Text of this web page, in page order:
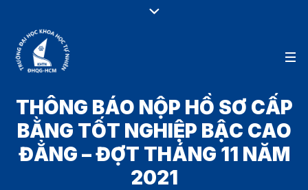
THÔNG BÁO NỘP HỒ SƠ CẤP
BẰNG TỐT NGHIỆP BẬC CAO
ĐẲNG – ĐỢT THÁNG 11 NĂM
2021